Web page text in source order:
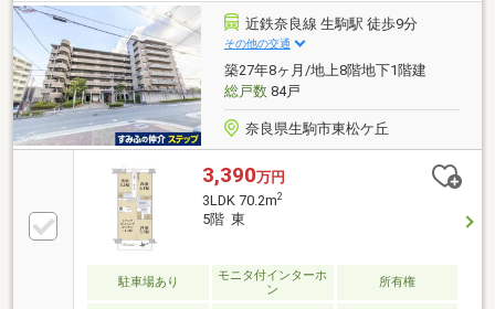
ーリング、CF(洗面室・トイレ)▼周辺環境・スーパー
「万代菜畑店」徒歩10分(約800m)■ ご希望の住まい探
しをお手伝いします ━━━━━・・・物件の詳細・ご
相談はお気軽にお問い合わせください。
近鉄奈良線 生駒駅 徒歩9分
その他の交通
築27年8ヶ月/地上8階地下1階建
総戸数84戸
奈良県生駒市東松ケ丘
3,390万円
3LDK 70.2m2
5階 東
駐車場あり
モニタ付インターホ
ン
所有権